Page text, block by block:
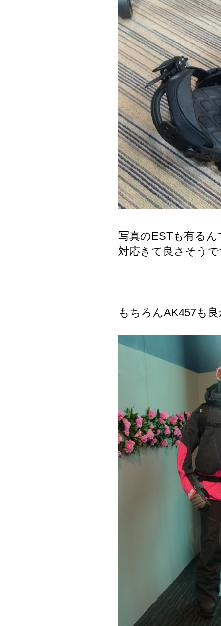
写真のESTも有る
対応きて良さそう
もちろんAK457も